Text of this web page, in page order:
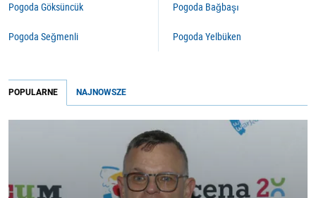
Pogoda Göksüncük
Pogoda Seğmenli
Pogoda Bağbaşı
Pogoda Yelbüken
POPULARNE NAJNOWSZE